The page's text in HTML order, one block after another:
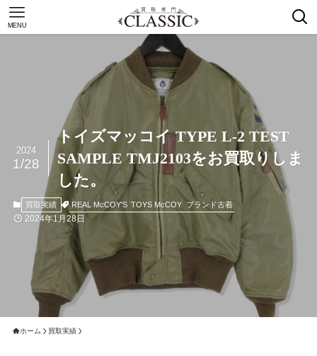
MENU
トイズマッコイ TYPE L-2 TEST
SAMPLE TMJ2103をお買取りしま
した。
2024
1/28
買取実績 REAL McCOY'S TOYS McCOY ブランド古着
2024年1月28日
ホーム 買取実績